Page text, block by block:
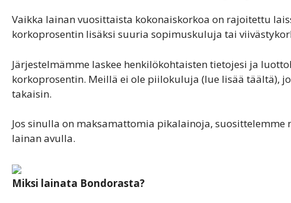
Vaikka lainan vuosittaista kokonaiskorkoa on rajoitettu
korkoprosentin lisäksi suuria sopimuskuluja tai
Järjestelmämme laskee henkilökohtaisten tietojesi ja
korkoprosentin. Meillä ei ole piilokuluja (lue lisää täältä),
takaisin.
Jos sinulla on maksamattomia pikalainoja,
lainan avulla.
Miksi lainata Bondorasta?